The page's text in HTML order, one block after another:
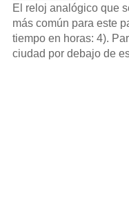
El reloj analógico que
más común para este
tiempo en horas: 4).
ciudad por debajo de